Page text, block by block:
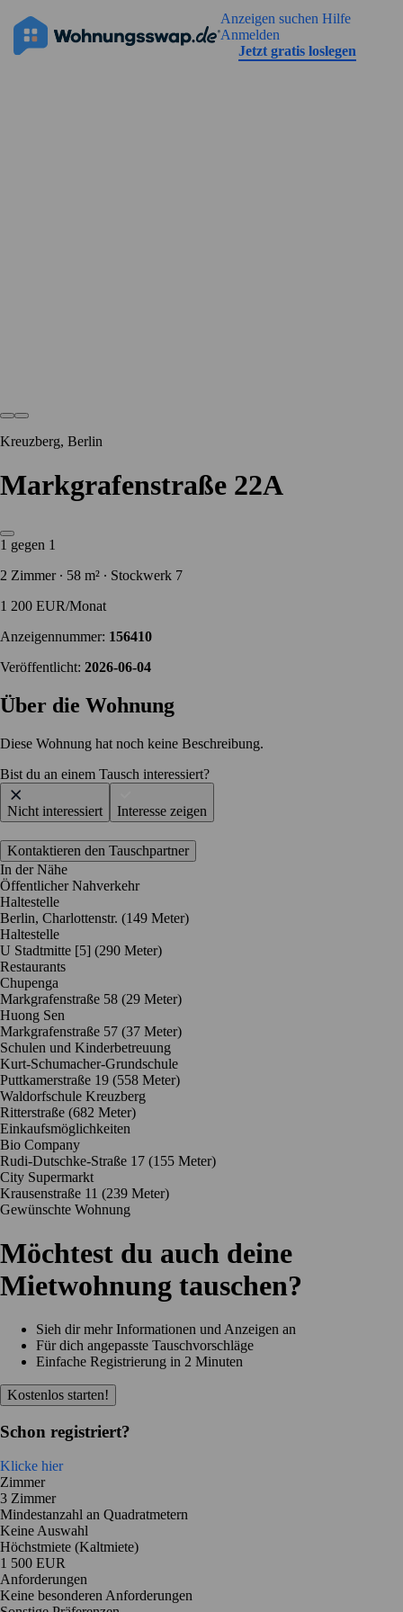
Anzeigen suchen Hilfe
Anmelden
Jetzt gratis loslegen
Die Anzeige hat noch keine Bilder
Straßenansicht
Kreuzberg, Berlin
Markgrafenstraße 22A
1 gegen 1
2 Zimmer ∙ 58 m² ∙ Stockwerk 7
1 200 EUR/Monat
Anzeigennummer: 156410
Veröffentlicht: 2026-06-04
Über die Wohnung
Diese Wohnung hat noch keine Beschreibung.
Bist du an einem Tausch interessiert?
Nicht interessiert Interesse zeigen
Kontaktieren den Tauschpartner
In der Nähe
Öffentlicher Nahverkehr
Haltestelle
Berlin, Charlottenstr. (149 Meter)
Haltestelle
U Stadtmitte [5] (290 Meter)
Restaurants
Chupenga
Markgrafenstraße 58 (29 Meter)
Huong Sen
Markgrafenstraße 57 (37 Meter)
Schulen und Kinderbetreuung
Kurt-Schumacher-Grundschule
Puttkamerstraße 19 (558 Meter)
Waldorfschule Kreuzberg
Ritterstraße (682 Meter)
Einkaufsmöglichkeiten
Bio Company
Rudi-Dutschke-Straße 17 (155 Meter)
City Supermarkt
Krausenstraße 11 (239 Meter)
Gewünschte Wohnung
Möchtest du auch deine
Mietwohnung tauschen?
Sieh dir mehr Informationen und Anzeigen an
Für dich angepasste Tauschvorschläge
Einfache Registrierung in 2 Minuten
Kostenlos starten!
Schon registriert?
Klicke hier
Zimmer
3 Zimmer
Mindestanzahl an Quadratmetern
Keine Auswahl
Höchstmiete (Kaltmiete)
1 500 EUR
Anforderungen
Keine besonderen Anforderungen